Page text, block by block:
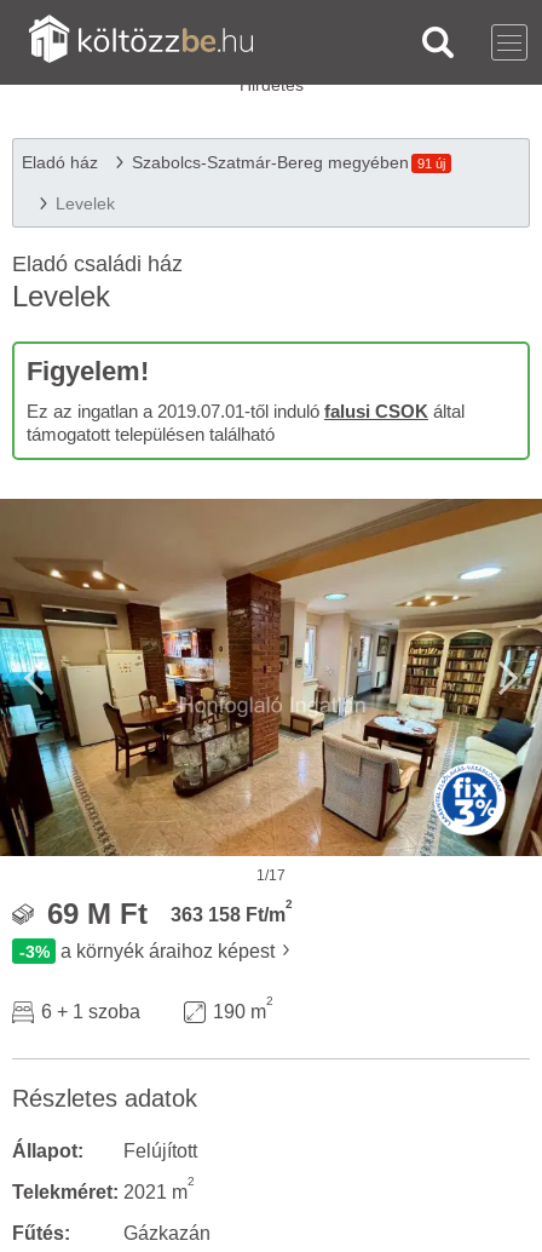
Eladó ház Szabolcs-Szatmár-Bereg megyében 91 új
Levelek
Eladó családi ház
Levelek
Figyelem!
Ez az ingatlan a 2019.07.01-től induló falusi CSOK által
támogatott településen található
1/17
69 M Ft 363 158 Ft/m
2
-3% a környék áraihoz képest
6 + 1 szoba 190 m
2
Részletes adatok
Állapot:
Felújított
Telekméret: 2021 m
2
Fűtés:
Gázkazán